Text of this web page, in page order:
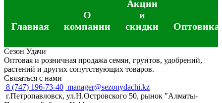
Главная
О
компании
Акции
и
скидки
Сезон Удачи
Оптовая и розничная продажа семян, грунтов, удобрений,
растений и других сопутствующих товаров.
Связаться с нами
8 (747) 196-73-40 manager@sezonydachi.kz
г.Петропавловск, ул.Н.Островского 50, рынок "Алматы-